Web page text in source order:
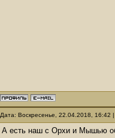
Дата: Воскресенье, 22.04.2018,
А есть наш с Орхи и Мышью